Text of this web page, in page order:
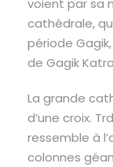
cathédrale,
période
de Gagik
La grande
d’une croix.
ressemble à
colonnes